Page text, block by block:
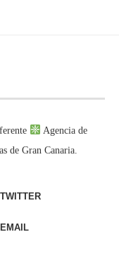
Agencia de
de Gran Canaria.
TWITTER
EMAIL